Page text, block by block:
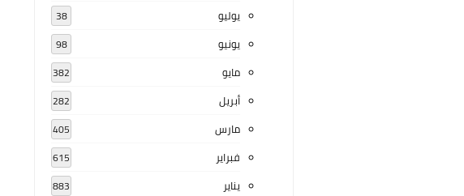
يوليو 38
يونيو 98
مايو 382
أبريل 282
مارس 405
فبراير 615
يناير 883